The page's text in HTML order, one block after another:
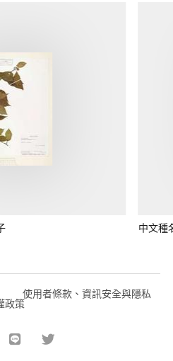
中文種
使用者條款、資訊安全與隱私
政策